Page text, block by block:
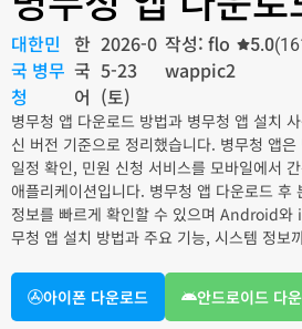
대한민
국 병무
청
한
국
어
2026-0
5-23
(토)
작성: flo
wappic2
5.0
병무청 앱 다운로드 방법과 병무청 앱 설치
신 버전 기준으로 정리했습니다. 병무청 앱
일정 확인, 민원 신청 서비스를 모바일에서
애플리케이션입니다. 병무청 앱 다운로드 후
정보를 빠르게 확인할 수 있으며 Android와
무청 앱 설치 방법과 주요 기능, 시스템 정보
아이폰 다운로드 안드로이드 다